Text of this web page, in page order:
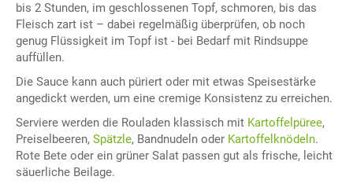
bis 2 Stunden, im geschlossenen Topf, schmoren, bis das
Fleisch zart ist – dabei regelmäßig überprüfen, ob noch
genug Flüssigkeit im Topf ist - bei Bedarf mit Rindsuppe
auffüllen.
Die Sauce kann auch püriert oder mit etwas Speisestärke
angedickt werden, um eine cremige Konsistenz zu erreichen.
Serviere werden die Rouladen klassisch mit Kartoffelpüree,
Preiselbeeren, Spätzle, Bandnudeln oder Kartoffelknödeln.
Rote Bete oder ein grüner Salat passen gut als frische, leicht
säuerliche Beilage.